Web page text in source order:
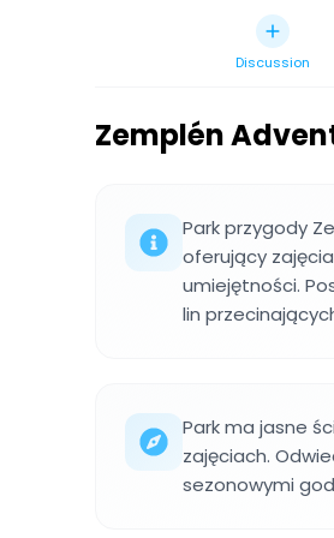
Discussion
Zemplén
Park przygody
oferujący
umiejętności.
lin
Park ma jasne
zajęciach.
sezonowymi